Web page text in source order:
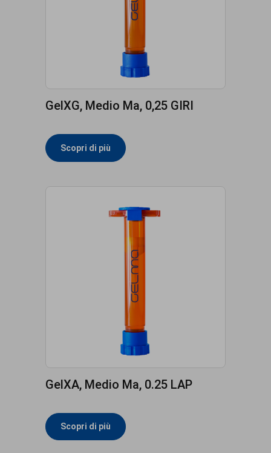
GelXG, Medio Ma, 0,25 GIRI
Scopri di più
GelXA, Medio Ma, 0.25 LAP
Scopri di più